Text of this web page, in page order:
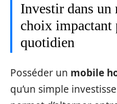
Investir dans un
choix impactant
quotidien
Posséder un mobile
qu’un simple